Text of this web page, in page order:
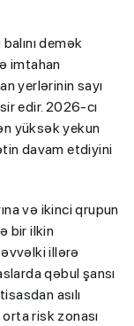
demək
imtahan
yerlərinin sayı
edir. 2026-cı
yüksək yekun
davam etdiyini
və ikinci qrupun
bir ilkin
illərə
qəbul şansı
asılı
risk zonası